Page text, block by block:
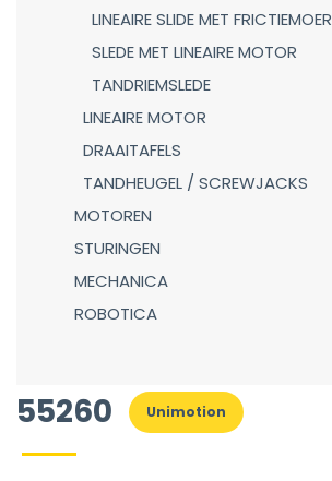
LINEAIRE SLIDE MET FRICTIEMOER
SLEDE MET LINEAIRE MOTOR
TANDRIEMSLEDE
LINEAIRE MOTOR
DRAAITAFELS
TANDHEUGEL / SCREWJACKS
MOTOREN
STURINGEN
MECHANICA
ROBOTICA
55260 Unimotion